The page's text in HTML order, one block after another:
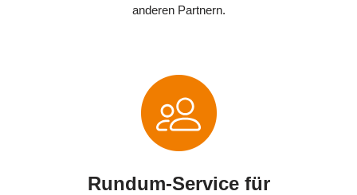
anderen Partnern.
Rundum-Service für